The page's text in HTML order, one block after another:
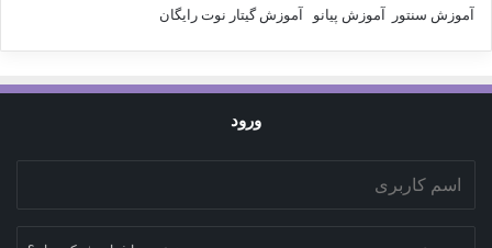
آموزش سنتور آموزش پیانو آموزش گیتار نوت رایگان
ورود